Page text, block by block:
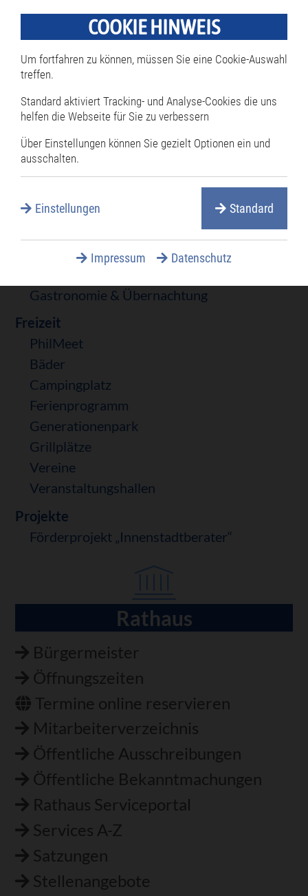
Ortsfamilienbücher
ÖPNV
Stadtarchiv
Städtepartnerschaft
Statistiken
Altstadtrundgang
Museen
Wandbilder
Gastronomie & Übernachtung
Freizeit
PhilMeet
Bäder
Campingplatz
Ferienprogramm
Generationenpark
Grillplätze
Vereine
Veranstaltungshallen
Projekte
Förderprojekt „Innenstadtberater“
Rathaus
Bürgermeister
Öffnungszeiten
Termine online reservieren
Mitarbeiterverzeichnis
Öffentliche Ausschreibungen
Öffentliche Bekanntmachungen
Rathaus Serviceportal
Services A-Z
Satzungen
Stellenangebote
COOKIE HINWEIS
Um fortfahren zu können, müssen Sie eine Cookie-Auswahl
treffen.
Standard aktiviert Tracking- und Analyse-Cookies die uns
helfen die Webseite für Sie zu verbessern
Über Einstellungen können Sie gezielt Optionen ein und
ausschalten.
Einstellungen Standard
Impressum Datenschutz